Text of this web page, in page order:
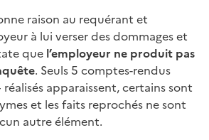
raison au requérant et
à lui verser des dommages et
que l’employeur ne produit pas
. Seuls 5 comptes-rendus
réalisés apparaissent, certains sont
et les faits reprochés ne sont
autre élément.